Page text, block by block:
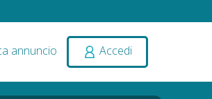
annuncio Accedi